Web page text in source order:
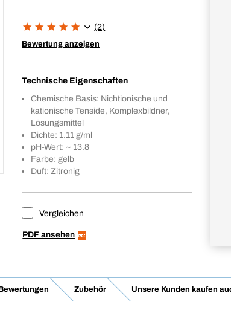
(2)
Bewertung anzeigen
Technische Eigenschaften
Chemische Basis: Nichtionische und
kationische Tenside, Komplexbildner,
Lösungsmittel
Dichte: 1.11 g/ml
pH-Wert: ~ 13.8
Farbe: gelb
Duft: Zitronig
Vergleichen
PDF ansehen
Bewertungen Zubehör Unsere Kunden kaufen